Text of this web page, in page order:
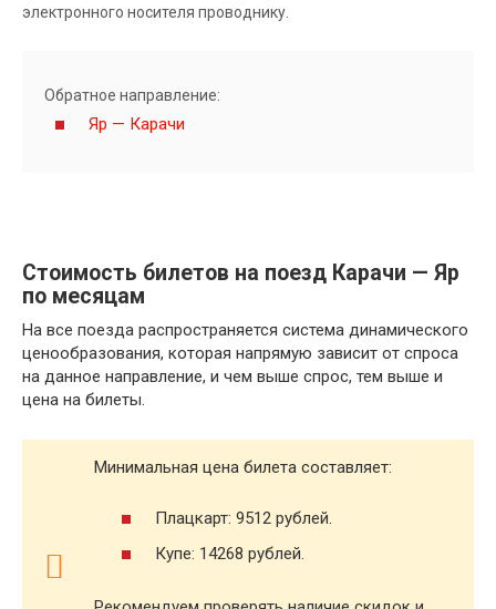
электронного носителя проводнику.
Обратное направление:
Яр — Карачи
Стоимость билетов на поезд Карачи — Яр
по месяцам
На все поезда распространяется система динамического
ценообразования, которая напрямую зависит от спроса
на данное направление, и чем выше спрос, тем выше и
цена на билеты.
Минимальная цена билета составляет:
Плацкарт: 9512 рублей.
Купе: 14268 рублей.